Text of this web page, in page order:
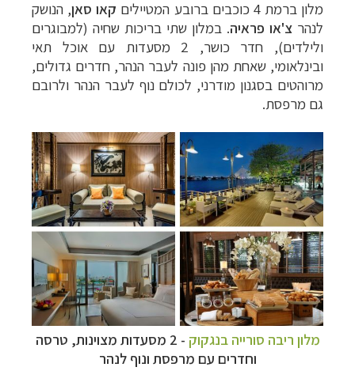
מלון ברמת 4 כוכבים ברובע המטיילים
קאו סאן, הנושק
לנהר צ'או פראיה. במלון שתי בריכות שחיה (למבוגרים
ולילדים), חדר כושר, 2 מסעדות עם אוכל תאי
ובינלאומי, שאחת מהן פונה לעבר הנהר, חדרים גדולים,
מרוהטים בסגנון מודרני, לכולם נוף לעבר הנהר ולרובם
גם מרפסת.
מלון ריבה סורייה בנגקוק
- 2 מסעדות מצוינות, טרסה
וחדרים עם מרפסת ונוף לנהר